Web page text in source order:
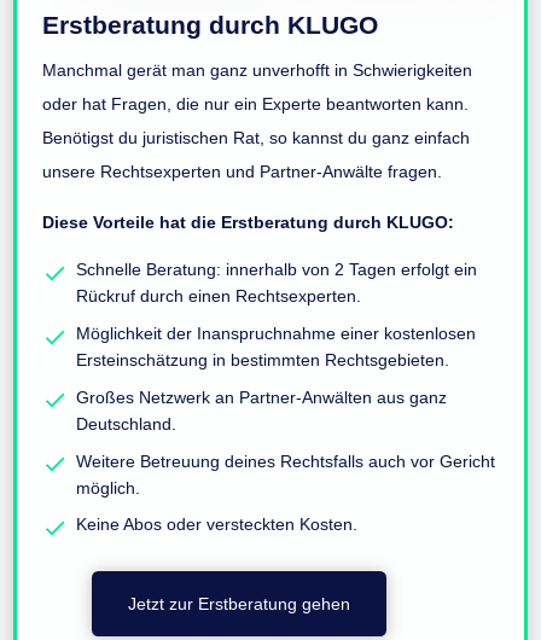
Erstberatung durch KLUGO
Manchmal gerät man ganz unverhofft in Schwierigkeiten
oder hat Fragen, die nur ein Experte beantworten kann.
Benötigst du juristischen Rat, so kannst du ganz einfach
unsere Rechtsexperten und Partner-Anwälte fragen.
Diese Vorteile hat die Erstberatung durch KLUGO:
Schnelle Beratung: innerhalb von 2 Tagen erfolgt ein
Rückruf durch einen Rechtsexperten.
Möglichkeit der Inanspruchnahme einer kostenlosen
Ersteinschätzung in bestimmten Rechtsgebieten.
Großes Netzwerk an Partner-Anwälten aus ganz
Deutschland.
Weitere Betreuung deines Rechtsfalls auch vor Gericht
möglich.
Keine Abos oder versteckten Kosten.
Jetzt zur Erstberatung gehen